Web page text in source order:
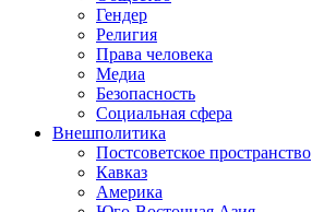
Гендер
Религия
Права человека
Медиа
Безопасность
Социальная сфера
Внешполитика
Постсоветское пространство
Кавказ
Америка